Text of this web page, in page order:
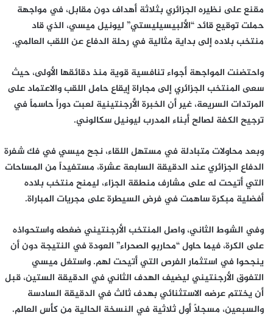
مقنع على نظيره الجزائري بثلاثة أهداف دون مقابل، في مواجهة
حملت توقيع قائد “الألبيسيليستي” ليونيل ميسي، الذي قاد
منتخب بلاده إلى بداية مثالية في رحلة الدفاع عن اللقب العالمي.
واحتضنت المواجهة أجواء تنافسية قوية منذ دقائقها الأولى، حيث
سعى المنتخب الجزائري إلى مجاراة إيقاع حامل اللقب والاعتماد على
المرتدات السريعة، غير أن الخبرة الأرجنتينية لعبت دوراً حاسماً في
ترجيح الكفة لصالح أبناء المدرب ليونيل سكالوني.
وبعد محاولات متبادلة في مستهل اللقاء، نجح ميسي في فك شفرة
الدفاع الجزائري عند الدقيقة السابعة عشرة، مستفيداً من المساحات
التي أتيحت له على مشارف منطقة الجزاء، ليمنح منتخب بلاده
أفضلية مبكرة ساهمت في فرض السيطرة على مجريات المباراة.
وفي الشوط الثاني، واصل المنتخب الأرجنتيني ضغطه واستحواذه
على الكرة، فيما حاول “محاربو الصحراء” العودة في النتيجة دون أن
ينجحوا في استثمار الفرص التي أتيحت لهم. واستغل ميسي
التفوق الأرجنتيني ليضيف الهدف الثاني في الدقيقة الستين، قبل
أن يختتم عرضه الاستثنائي بهدف ثالث في الدقيقة السادسة
والسبعين، مسجلاً أول ثلاثية في النسخة الحالية من كأس العالم.